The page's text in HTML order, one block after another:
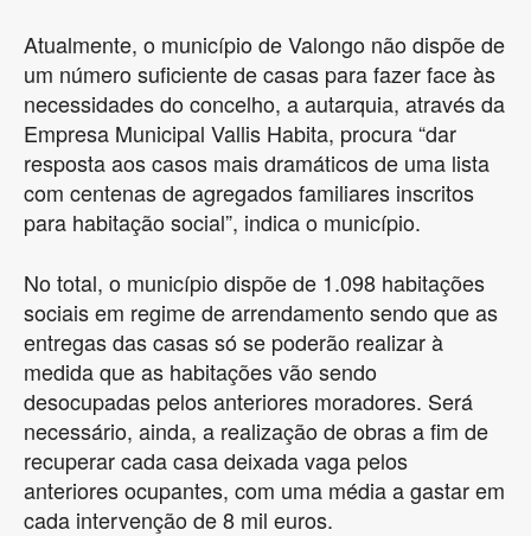
Atualmente, o município de Valongo não dispõe de
um número suficiente de casas para fazer face às
necessidades do concelho, a autarquia, através da
Empresa Municipal Vallis Habita, procura “dar
resposta aos casos mais dramáticos de uma lista
com centenas de agregados familiares inscritos
para habitação social”, indica o município.
No total, o município dispõe de 1.098 habitações
sociais em regime de arrendamento sendo que as
entregas das casas só se poderão realizar à
medida que as habitações vão sendo
desocupadas pelos anteriores moradores. Será
necessário, ainda, a realização de obras a fim de
recuperar cada casa deixada vaga pelos
anteriores ocupantes, com uma média a gastar em
cada intervenção de 8 mil euros.